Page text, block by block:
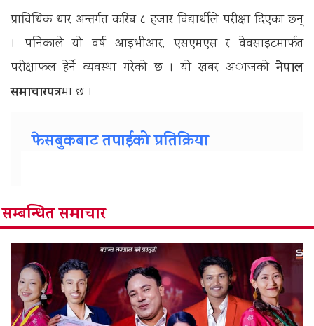
प्राविधिक धार अन्तर्गत करिब ८ हजार विद्यार्थीले परीक्षा दिएका छन्
। पनिकाले यो वर्ष आइभीआर, एसएमएस र वेवसाइटमार्फत
परीक्षाफल हेर्ने व्यवस्था गरेको छ । याे खबर अाजकाेनेपाल
समाचारपत्रमा छ ।
फेसबुकबाट तपाईको प्रतिक्रिया
सम्बन्धित समाचार